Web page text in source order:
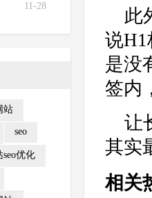
11-28
站
seo
seo优化
此
说H1
是没
签内
让
其实
相关